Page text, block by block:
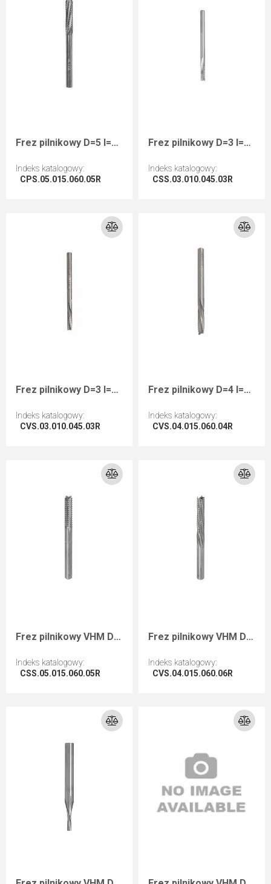
Frez pilnikowy D=5 I=15 L=60 S=5 RHwykańczający kompozyty
Indeks katalogowy:
CPS.05.015.060.05R
Frez pilnikowy D=3 I=10 L=45 S=3 RHwykańczający kompozyty
Indeks katalogowy:
CSS.03.010.045.03R
Frez pilnikowy D=3 I=10 L=45 S=3 RHwykańczający negatyw
Indeks katalogowy:
CVS.03.010.045.03R
Frez pilnikowy D=4 I=15 L=60 S=4 RHwykańczający negatyw
Indeks katalogowy:
CVS.04.015.060.04R
Frez pilnikowy VHM D=5 I=15 L=60 S=5 RH wyk.
Indeks katalogowy:
CSS.05.015.060.05R
Frez pilnikowy VHM D=4 I=15 L=60 S=6 RH wyk. Neg
Indeks katalogowy:
CVS.04.015.060.06R